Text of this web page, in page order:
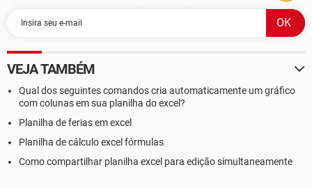
VEJA TAMBÉM
Qual dos seguintes comandos cria automaticamente um gráfico
com colunas em sua planilha do excel?
Planilha de ferias em excel
Planilha de cálculo excel fórmulas
Como compartilhar planilha excel para edição simultaneamente